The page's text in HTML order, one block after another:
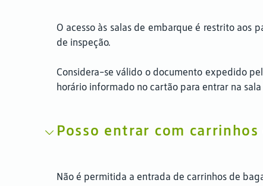
O acesso às salas de embarque é restrito aos
de inspeção.
Considera-se válido o documento expedido
horário informado no cartão para entrar na
Posso entrar com
Não é permitida a entrada de carrinhos de